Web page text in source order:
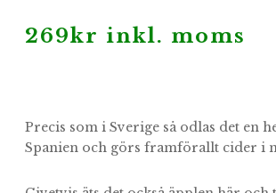
269kr inkl. moms
Precis som i Sverige så odlas det en
Spanien och görs framförallt cider i